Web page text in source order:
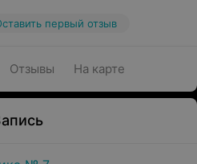
первый отзыв
Отзывы На карте